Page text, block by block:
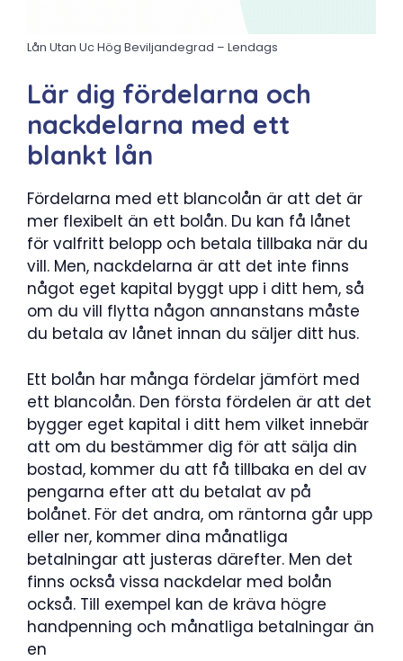
Lån Utan Uc Hög Beviljandegrad – Lendags
Lär dig fördelarna och
nackdelarna med ett
blankt lån
Fördelarna med ett blancolån är att det är
mer flexibelt än ett bolån. Du kan få lånet
för valfritt belopp och betala tillbaka när du
vill. Men, nackdelarna är att det inte finns
något eget kapital byggt upp i ditt hem, så
om du vill flytta någon annanstans måste
du betala av lånet innan du säljer ditt hus.
Ett bolån har många fördelar jämfört med
ett blancolån. Den första fördelen är att det
bygger eget kapital i ditt hem vilket innebär
att om du bestämmer dig för att sälja din
bostad, kommer du att få tillbaka en del av
pengarna efter att du betalat av på
bolånet. För det andra, om räntorna går upp
eller ner, kommer dina månatliga
betalningar att justeras därefter. Men det
finns också vissa nackdelar med bolån
också. Till exempel kan de kräva högre
handpenning och månatliga betalningar än
en